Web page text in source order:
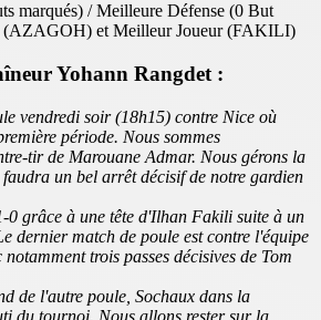
marqués) / Meilleure Défense (0 But
(AZAGOH) et Meilleur Joueur (FAKILI)
Yohann Rangdet :
vendredi soir (18h15) contre Nice où
période. Nous sommes
tir de Marouane Admar. Nous gérons la
un bel arrêt décisif de notre gardien
0 grâce à une tête d'Ilhan Fakili suite à un
dernier match de poule est contre l'équipe
trois passes décisives de Tom
de l'autre poule, Sochaux dans la
du tournoi. Nous allons rester sur la